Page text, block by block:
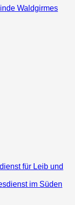
für Leib und
im Süden